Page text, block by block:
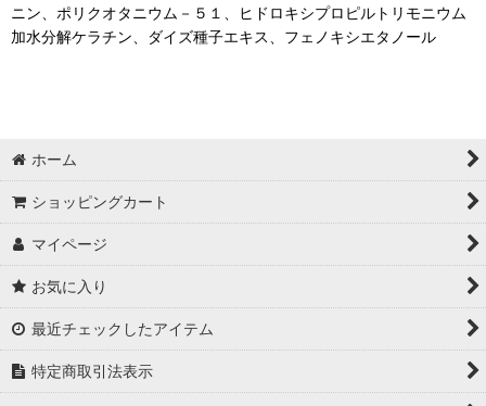
ニン、ポリクオタニウム－５１、ヒドロキシプロピルトリモニウム
加水分解ケラチン、ダイズ種子エキス、フェノキシエタノール
ホーム
ショッピングカート
マイページ
お気に入り
最近チェックしたアイテム
特定商取引法表示